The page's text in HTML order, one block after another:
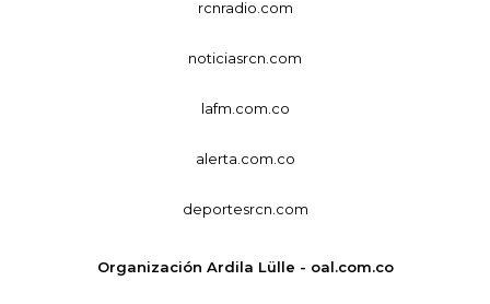
rcnradio.com
noticiasrcn.com
lafm.com.co
alerta.com.co
deportesrcn.com
Organización Ardila Lülle - oal.com.co